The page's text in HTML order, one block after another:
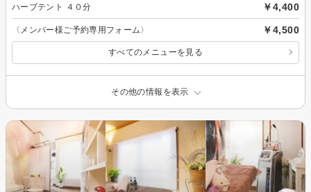
ハーブテント ４０分 ￥4,400
〈メンバー様ご予約専用フォーム〉 ￥4,500
すべてのメニューを見る
その他の情報を表示